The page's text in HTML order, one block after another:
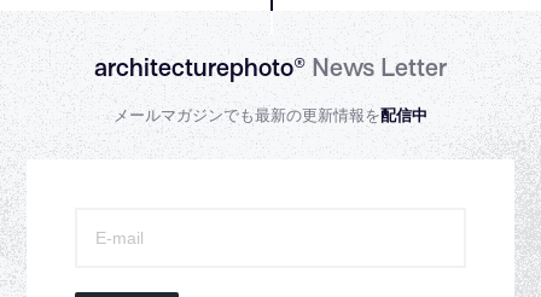
architecturephoto®News Letter
メールマガジンでも最新の更新情報を配信中